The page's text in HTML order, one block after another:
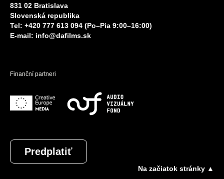
831 02 Bratislava
Slovenská republika
Tel: +420 777 613 094 (Po–Pia 9:00–16:00)
E-mail: info@dafilms.sk
Finanční partneri
Predplatiť
Na začiatok stránky ▲